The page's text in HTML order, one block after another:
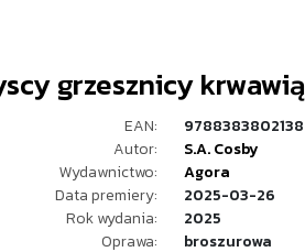
grzesznicy krwawią
EAN:
9788383802138
Autor:
S.A. Cosby
Wydawnictwo:
Agora
Data premiery:
2025-03-26
Rok wydania:
2025
Oprawa:
broszurowa